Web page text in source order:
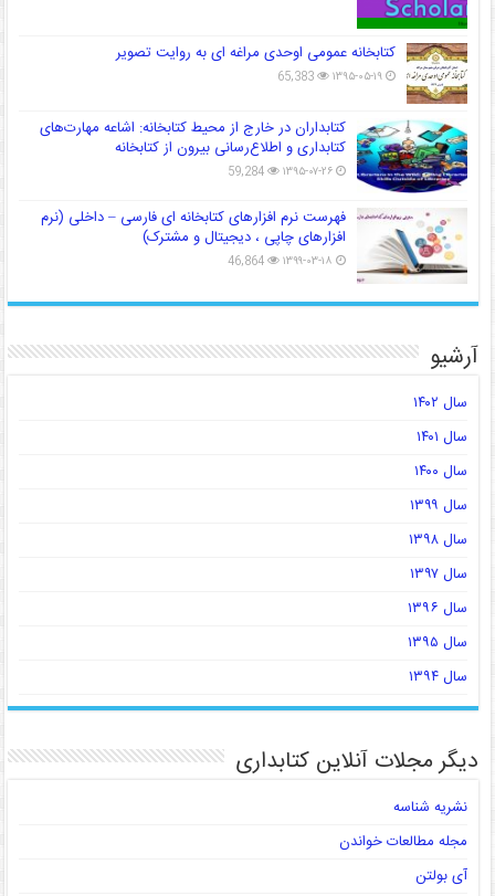
کتابخانه عمومی اوحدی مراغه ای به روایت تصویر
۱۳۹۵-۰۵-۱۹ 65,383
کتابداران در خارج از محیط کتابخانه: اشاعه مهارت‌های
کتابداری و اطلاع‌رسانی بیرون از کتابخانه
۱۳۹۵-۰۷-۲۶ 59,284
فهرست نرم افزارهای کتابخانه ای فارسی – داخلی (نرم
افزارهای چاپی ، دیجیتال و مشترک)
۱۳۹۹-۰۳-۱۸ 46,864
آرشیو
سال ۱۴۰۲
سال ۱۴۰۱
سال ۱۴۰۰
سال ۱۳۹۹
سال ۱۳۹۸
سال ۱۳۹۷
سال ۱۳۹۶
سال ۱۳۹۵
سال ۱۳۹۴
دیگر مجلات آنلاین کتابداری
نشریه شناسه
مجله مطالعات خواندن
آی بولتن